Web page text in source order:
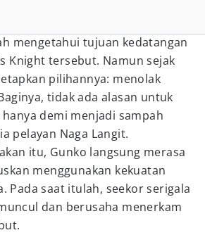
mengetahui tujuan kedatangan
Knight tersebut. Namun sejak
pilihannya: menolak
tidak ada alasan untuk
demi menjadi sampah
pelayan Naga Langit.
itu, Gunko langsung merasa
menggunakan kekuatan
Pada saat itulah, seekor serigala
dan berusaha menerkam